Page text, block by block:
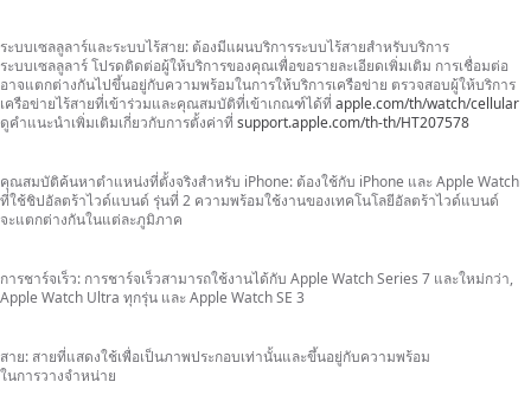
ระบบเซลลูลาร์และระบบไร้สาย:ต้องมีแผนบริการระบบไร้สายสำหรับบริการ
ระบบเซลลูลาร์ โปรดติดต่อผู้ให้บริการของคุณเพื่อขอรายละเอียดเพิ่มเติม การเชื่อมต่อ
อาจแตกต่างกันไปขึ้นอยู่กับความพร้อมในการให้บริการเครือข่าย ตรวจสอบผู้ให้บริการ
เครือข่ายไร้สายที่เข้าร่วมและคุณสมบัติที่เข้าเกณฑ์ได้ที่ apple.com/th/watch/cellular
ดูคำแนะนำเพิ่มเติมเกี่ยวกับการตั้งค่าที่ support.apple.com/th-th/HT207578
คุณสมบัติค้นหาตำแหน่งที่ตั้งจริงสำหรับ iPhone:ต้องใช้กับ iPhone และ Apple Watch
ที่ใช้ชิปอัลตร้าไวด์แบนด์ รุ่นที่ 2ความพร้อมใช้งานของเทคโนโลยีอัลตร้าไวด์แบนด์
จะแตกต่างกันในแต่ละภูมิภาค
การชาร์จเร็ว: การชาร์จเร็วสามารถใช้งานได้กับ Apple Watch Series 7 และใหม่กว่า,
Apple Watch Ultra ทุกรุ่นและ Apple Watch SE 3
สาย:สายที่แสดงใช้เพื่อเป็นภาพประกอบเท่านั้นและขึ้นอยู่กับความพร้อม
ในการวางจำหน่าย